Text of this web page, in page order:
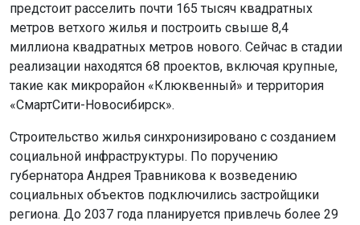
предстоит расселить почти 165 тысяч квадратных
метров ветхого жилья и построить свыше 8,4
миллиона квадратных метров нового. Сейчас в стадии
реализации находятся 68 проектов, включая крупные,
такие как микрорайон «Клюквенный» и территория
«СмартСити-Новосибирск».
Строительство жилья синхронизировано с созданием
социальной инфраструктуры. По поручению
губернатора Андрея Травникова к возведению
социальных объектов подключились застройщики
региона. До 2037 года планируется привлечь более 29